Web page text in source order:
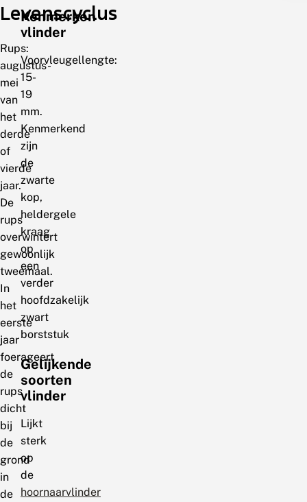
Levenscyclus
Rups:
augustus-
mei
van
het
derde
of
vierde
jaar.
De
rups
overwintert
gewoonlijk
tweemaal.
In
het
eerste
jaar
foerageert
de
rups
dicht
bij
de
grond
in
de
Kenmerken
vlinder
Voorvleugellengte:
15-
19
mm.
Kenmerkend
zijn
de
zwarte
kop,
heldergele
kraag
op
een
verder
hoofdzakelijk
zwart
borststuk
Gelijkende
soorten
vlinder
Lijkt
sterk
op
de
hoornaarvlinder